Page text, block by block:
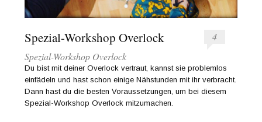
Spezial-Workshop Overlock
4
Spezial-Workshop Overlock
Du bist mit deiner Overlock vertraut, kannst sie problemlos
einfädeln und hast schon einige Nähstunden mit ihr verbracht.
Dann hast du die besten Voraussetzungen, um bei diesem
Spezial-Workshop Overlock mitzumachen.